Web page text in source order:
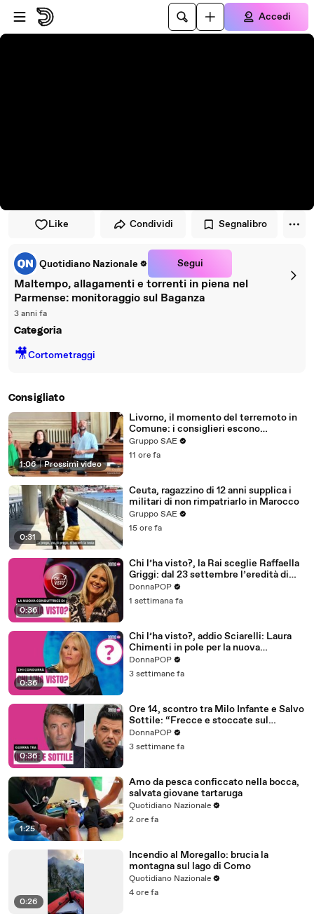
Vai al lettore
Passa al contenuto principale
Accedi
Like Condividi Segnalibro
Quotidiano Nazionale Segui
Maltempo, allagamenti e torrenti in piena nel
Parmense: monitoraggio sul Baganza
3 anni fa
Categoria
🎥Cortometraggi
Consigliato
1:06 | Prossimi video
Livorno, il momento del terremoto in
Comune: i consiglieri escono
dall'edificio - "State calmi, niente
panico"
Gruppo SAE
11 ore fa
0:31
Ceuta, ragazzino di 12 anni supplica i
militari di non rimpatriarlo in Marocco
Gruppo SAE
15 ore fa
0:36
Chi l’ha visto?, la Rai sceglie Raffaella
Griggi: dal 23 settembre l’eredità di
Federica Sciarelli
DonnaPOP
1 settimana fa
0:36
Chi l’ha visto?, addio Sciarelli: Laura
Chimenti in pole per la nuova
conduzione
DonnaPOP
3 settimane fa
0:36
Ore 14, scontro tra Milo Infante e Salvo
Sottile: “Frecce e stoccate sul
passaggio di testimone”
DonnaPOP
3 settimane fa
1:25
Amo da pesca conficcato nella bocca,
salvata giovane tartaruga
Quotidiano Nazionale
2 ore fa
0:26
Incendio al Moregallo: brucia la
montagna sul lago di Como
Quotidiano Nazionale
4 ore fa